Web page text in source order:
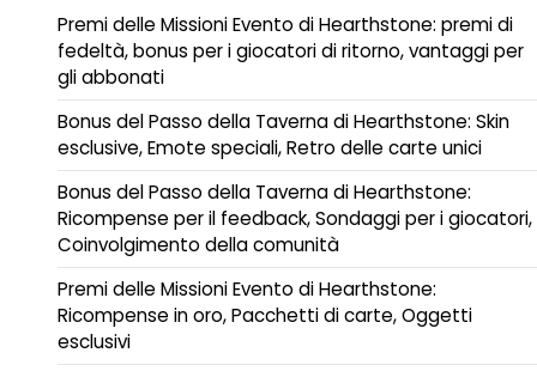
Premi delle Missioni Evento di Hearthstone: premi di
fedeltà, bonus per i giocatori di ritorno, vantaggi per
gli abbonati
Bonus del Passo della Taverna di Hearthstone: Skin
esclusive, Emote speciali, Retro delle carte unici
Bonus del Passo della Taverna di Hearthstone:
Ricompense per il feedback, Sondaggi per i giocatori,
Coinvolgimento della comunità
Premi delle Missioni Evento di Hearthstone:
Ricompense in oro, Pacchetti di carte, Oggetti
esclusivi